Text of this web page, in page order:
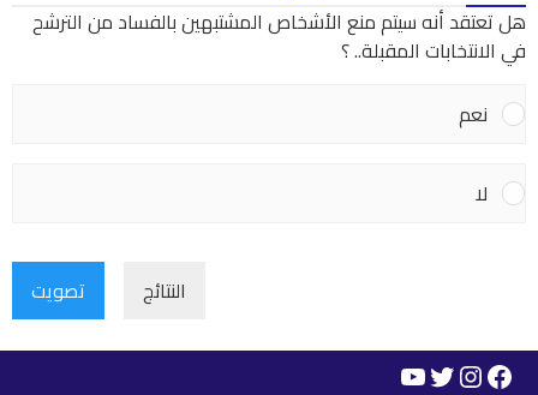
هل تعتقد أنه سيتم منع الأشخاص المشتبهين بالفساد من الترشح
في الانتخابات المقبلة.. ؟
نعم
لا
النتائج تصويت
Facebook
Instagram
Twitter
YouTube